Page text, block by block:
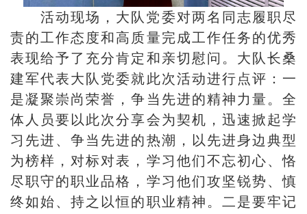
活动现场，大队党委对两名同志履职尽
责的工作态度和高质量完成工作任务的优秀
表现给予了充分肯定和亲切慰问。大队长桑
建军代表大队党委就此次活动进行点评：一
是凝聚崇尚荣誉，争当先进的精神力量。全
体人员要以此次分享会为契机，迅速掀起学
习先进、争当先进的热潮，以先进身边典型
为榜样，对标对表，学习他们不忘初心、恪
尽职守的职业品格，学习他们攻坚锐势、慎
终如始、持之以恒的职业精神。二是要牢记